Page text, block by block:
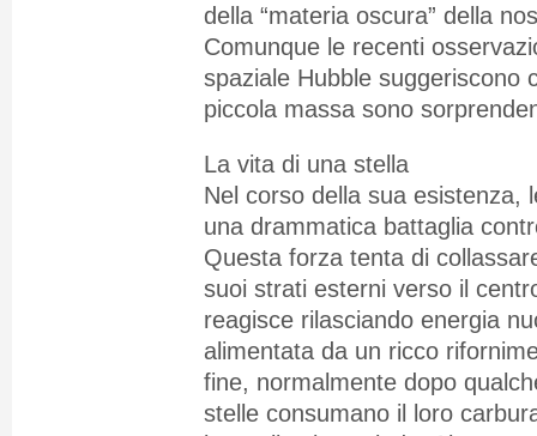
della “materia oscura” della
Comunque le recenti
spaziale Hubble suggeriscono
piccola massa sono
La vita di una stella
Nel corso della sua esistenza,
una drammatica battaglia
Questa forza tenta di
suoi strati esterni verso il
reagisce rilasciando energia
alimentata da un ricco
fine, normalmente dopo
stelle consumano il loro